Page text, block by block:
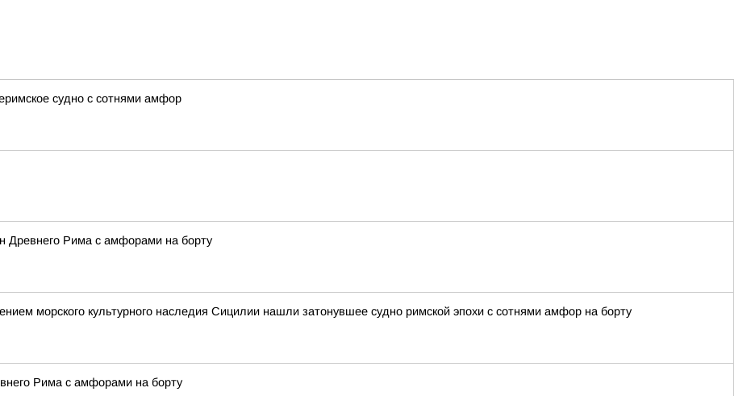
судно с сотнями амфор
Древнего Рима с амфорами на борту
морского культурного наследия Сицилии нашли затонувшее судно римской эпохи с сотнями амфор на борту
Рима с амфорами на борту